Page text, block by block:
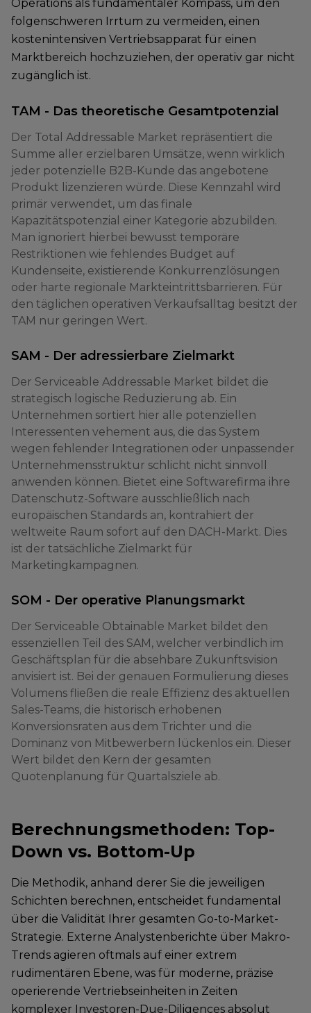
Operations als fundamentaler Kompass, um den
folgenschweren Irrtum zu vermeiden, einen
kostenintensiven Vertriebsapparat für einen
Marktbereich hochzuziehen, der operativ gar nicht
zugänglich ist.
TAM - Das theoretische Gesamtpotenzial
Der Total Addressable Market repräsentiert die
Summe aller erzielbaren Umsätze, wenn wirklich
jeder potenzielle B2B-Kunde das angebotene
Produkt lizenzieren würde. Diese Kennzahl wird
primär verwendet, um das finale
Kapazitätspotenzial einer Kategorie abzubilden.
Man ignoriert hierbei bewusst temporäre
Restriktionen wie fehlendes Budget auf
Kundenseite, existierende Konkurrenzlösungen
oder harte regionale Markteintrittsbarrieren. Für
den täglichen operativen Verkaufsalltag besitzt der
TAM nur geringen Wert.
SAM - Der adressierbare Zielmarkt
Der Serviceable Addressable Market bildet die
strategisch logische Reduzierung ab. Ein
Unternehmen sortiert hier alle potenziellen
Interessenten vehement aus, die das System
wegen fehlender Integrationen oder unpassender
Unternehmensstruktur schlicht nicht sinnvoll
anwenden können. Bietet eine Softwarefirma ihre
Datenschutz-Software ausschließlich nach
europäischen Standards an, kontrahiert der
weltweite Raum sofort auf den DACH-Markt. Dies
ist der tatsächliche Zielmarkt für
Marketingkampagnen.
SOM - Der operative Planungsmarkt
Der Serviceable Obtainable Market bildet den
essenziellen Teil des SAM, welcher verbindlich im
Geschäftsplan für die absehbare Zukunftsvision
anvisiert ist. Bei der genauen Formulierung dieses
Volumens fließen die reale Effizienz des aktuellen
Sales-Teams, die historisch erhobenen
Konversionsraten aus dem Trichter und die
Dominanz von Mitbewerbern lückenlos ein. Dieser
Wert bildet den Kern der gesamten
Quotenplanung für Quartalsziele ab.
Berechnungsmethoden: Top-
Down vs. Bottom-Up
Die Methodik, anhand derer Sie die jeweiligen
Schichten berechnen, entscheidet fundamental
über die Validität Ihrer gesamten Go-to-Market-
Strategie. Externe Analystenberichte über Makro-
Trends agieren oftmals auf einer extrem
rudimentären Ebene, was für moderne, präzise
operierende Vertriebseinheiten in Zeiten
komplexer Investoren-Due-Diligences absolut